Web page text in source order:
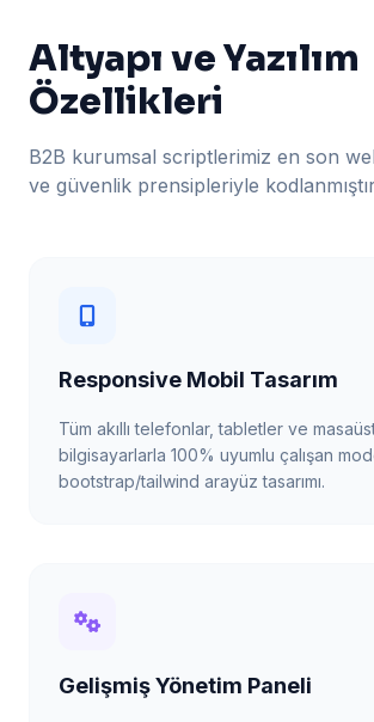
Altyapı ve Yazılım
Özellikleri
B2B kurumsal scriptlerimiz en son
ve güvenlik prensipleriyle
Responsive Mobil Tasarım
Tüm akıllı telefonlar, tabletler ve
bilgisayarlarla 100% uyumlu çalışan
bootstrap/tailwind arayüz tasarımı.
Gelişmiş Yönetim Paneli